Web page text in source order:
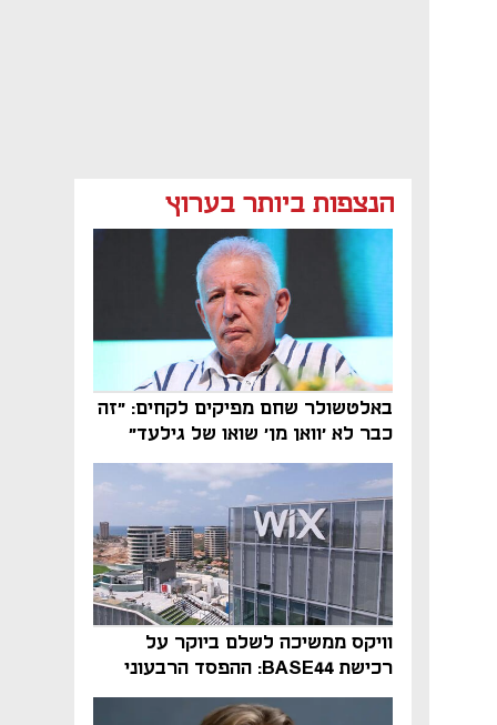
הנצפות ביותר בערוץ
באלטשולר שחם מפיקים לקחים: "זה
כבר לא 'וואן מן' שואו של גילעד"
וויקס ממשיכה לשלם ביוקר על
רכישת BASE44: ההפסד הרבעוני
זינק ל-76 מיליון דולר